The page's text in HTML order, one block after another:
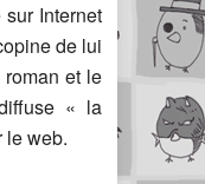
sur Internet
de lui
et le
« la
le web.